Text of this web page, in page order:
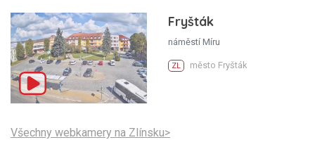
Fryšták
náměstí Míru
ZL město Fryšták
Všechny webkamery na Zlínsku>